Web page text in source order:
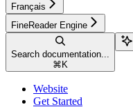
Français
FineReader Engine
Search documentation...
⌘ K
Website
Get Started